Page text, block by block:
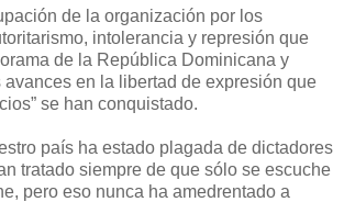
de la organización por los
intolerancia y represión que
de la República Dominicana y
avances en la libertad de expresión que
se han conquistado.
país ha estado plagada de dictadores
tratado siempre de que sólo se escuche
pero eso nunca ha amedrentado a